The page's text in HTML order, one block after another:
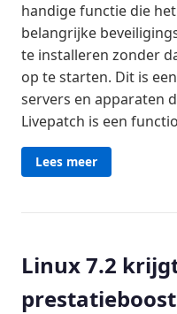
handige functie die
belangrijke
te installeren zonder
op te starten. Dit is
servers en apparaten
Livepatch is een
Lees meer
Linux 7.2